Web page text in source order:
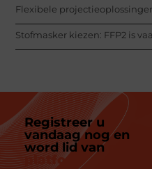
Flexibele
Stofmasker kiezen: FFP2 is
Registreer u
vandaag nog en
word lid van
platform